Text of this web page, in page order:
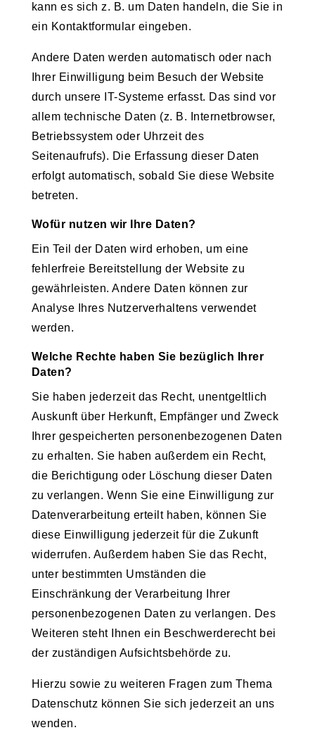
kann es sich z. B. um Daten handeln, die Sie in
ein Kontaktformular eingeben.
Andere Daten werden automatisch oder nach
Ihrer Einwilligung beim Besuch der Website
durch unsere IT-Systeme erfasst. Das sind vor
allem technische Daten (z. B. Internetbrowser,
Betriebssystem oder Uhrzeit des
Seitenaufrufs). Die Erfassung dieser Daten
erfolgt automatisch, sobald Sie diese Website
betreten.
Wofür nutzen wir Ihre Daten?
Ein Teil der Daten wird erhoben, um eine
fehlerfreie Bereitstellung der Website zu
gewährleisten. Andere Daten können zur
Analyse Ihres Nutzerverhaltens verwendet
werden.
Welche Rechte haben Sie bezüglich Ihrer
Daten?
Sie haben jederzeit das Recht, unentgeltlich
Auskunft über Herkunft, Empfänger und Zweck
Ihrer gespeicherten personenbezogenen Daten
zu erhalten. Sie haben außerdem ein Recht,
die Berichtigung oder Löschung dieser Daten
zu verlangen. Wenn Sie eine Einwilligung zur
Datenverarbeitung erteilt haben, können Sie
diese Einwilligung jederzeit für die Zukunft
widerrufen. Außerdem haben Sie das Recht,
unter bestimmten Umständen die
Einschränkung der Verarbeitung Ihrer
personenbezogenen Daten zu verlangen. Des
Weiteren steht Ihnen ein Beschwerderecht bei
der zuständigen Aufsichtsbehörde zu.
Hierzu sowie zu weiteren Fragen zum Thema
Datenschutz können Sie sich jederzeit an uns
wenden.